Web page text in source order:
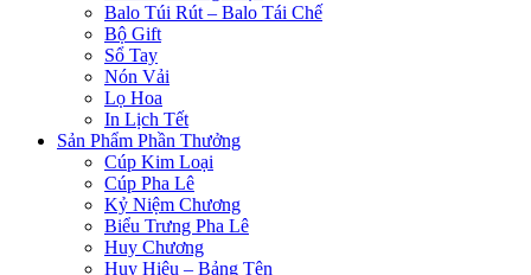
Balo Túi Rút – Balo Tái Chế
Bộ Gift
Sổ Tay
Nón Vải
Lọ Hoa
In Lịch Tết
Sản Phẩm Phần Thưởng
Cúp Kim Loại
Cúp Pha Lê
Kỷ Niệm Chương
Biểu Trưng Pha Lê
Huy Chương
Huy Hiệu – Bảng Tên